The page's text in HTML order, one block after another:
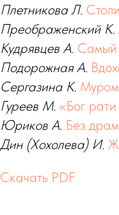
Плетникова Л.
Преображенский К.
Кудрявцев А. Самый
Подорожная А.
Сергазина К.
Гуреев М. «Бог
Юриков А. Без драм
Дин (Хохолева) И.
Скачать PDF